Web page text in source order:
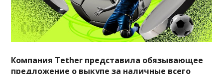
Компания Tether представила обязывающее
предложение о выкупе за наличные всего